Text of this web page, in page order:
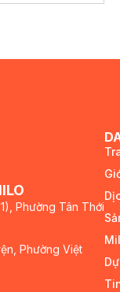
Phường Tân Thới
Phường Việt